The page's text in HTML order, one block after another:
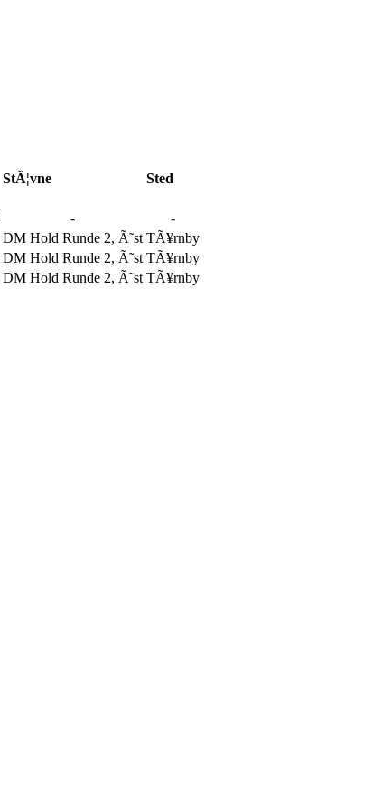
StÃ¦vne
Sted
-
-
DM Hold Runde 2, Ã˜st TÃ¥rnby
DM Hold Runde 2, Ã˜st TÃ¥rnby
DM Hold Runde 2, Ã˜st TÃ¥rnby